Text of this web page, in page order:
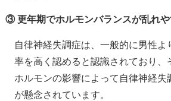
③ 更年期でホルモンバランスが乱れや
自律神経失調症は、一般的に男性よ
率を高く認めると認識されており、
ホルモンの影響によって自律神経失
が懸念されています。